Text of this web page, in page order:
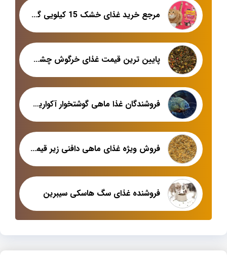
مرجع خرید غذای خشک 15 کیلویی گربه
پایین ترین قیمت غذای خرگوش چشم اشکی
فروشندگان غذا ماهی گوشتخوار آکواریومی
فروش ویژه غذای ماهی دافنی زیر قیمت بازار
فروشنده غذای سگ هاسکی سیبرین